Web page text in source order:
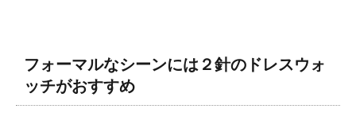
フォーマルなシーンには２針のドレスウォ
ッチがおすすめ